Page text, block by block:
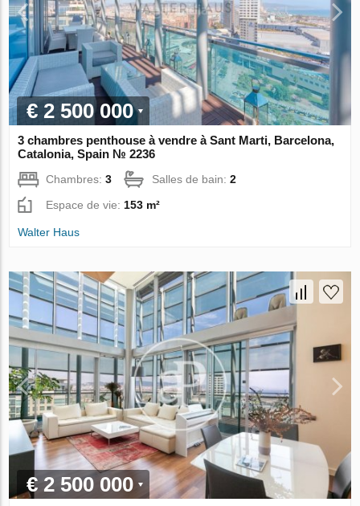
€ 2 500 000
3 chambres penthouse à vendre à Sant Marti, Barcelona,
Catalonia, Spain № 2236
Chambres:3 Salles de bain:2
Espace de vie: 153 m²
Walter Haus
€ 2 500 000